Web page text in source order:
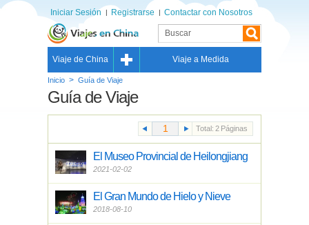
Iniciar Sesión Registrarse Contactar con Nosotros
Viaje de China Viaje a Medida
Inicio > Guía de Viaje
Guía de Viaje
Total: 2 Páginas
El Museo Provincial de Heilongjiang
2021-02-02
El Gran Mundo de Hielo y Nieve
2018-08-10